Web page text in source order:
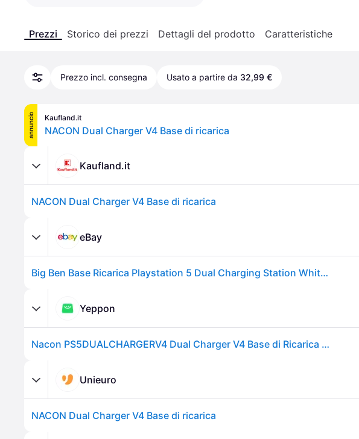
Prezzi Storico dei prezzi Dettagli del prodotto Caratteristiche
Prezzo incl. consegna Usato a partire da 32,99 €
annuncio Kaufland.it
NACON Dual Charger V4 Base di ricarica
Kaufland.it
NACON Dual Charger V4 Base di ricarica
eBay
Big Ben Base Ricarica Playstation 5 Dual Charging Station White E Black
Yeppon
Nacon PS5DUALCHARGERV4 Dual Charger V4 Base di Ricarica Doppia PlayStation 5 DualSense DualSense Edge RGB colore Bianco Nero
Unieuro
NACON Dual Charger V4 Base di ricarica